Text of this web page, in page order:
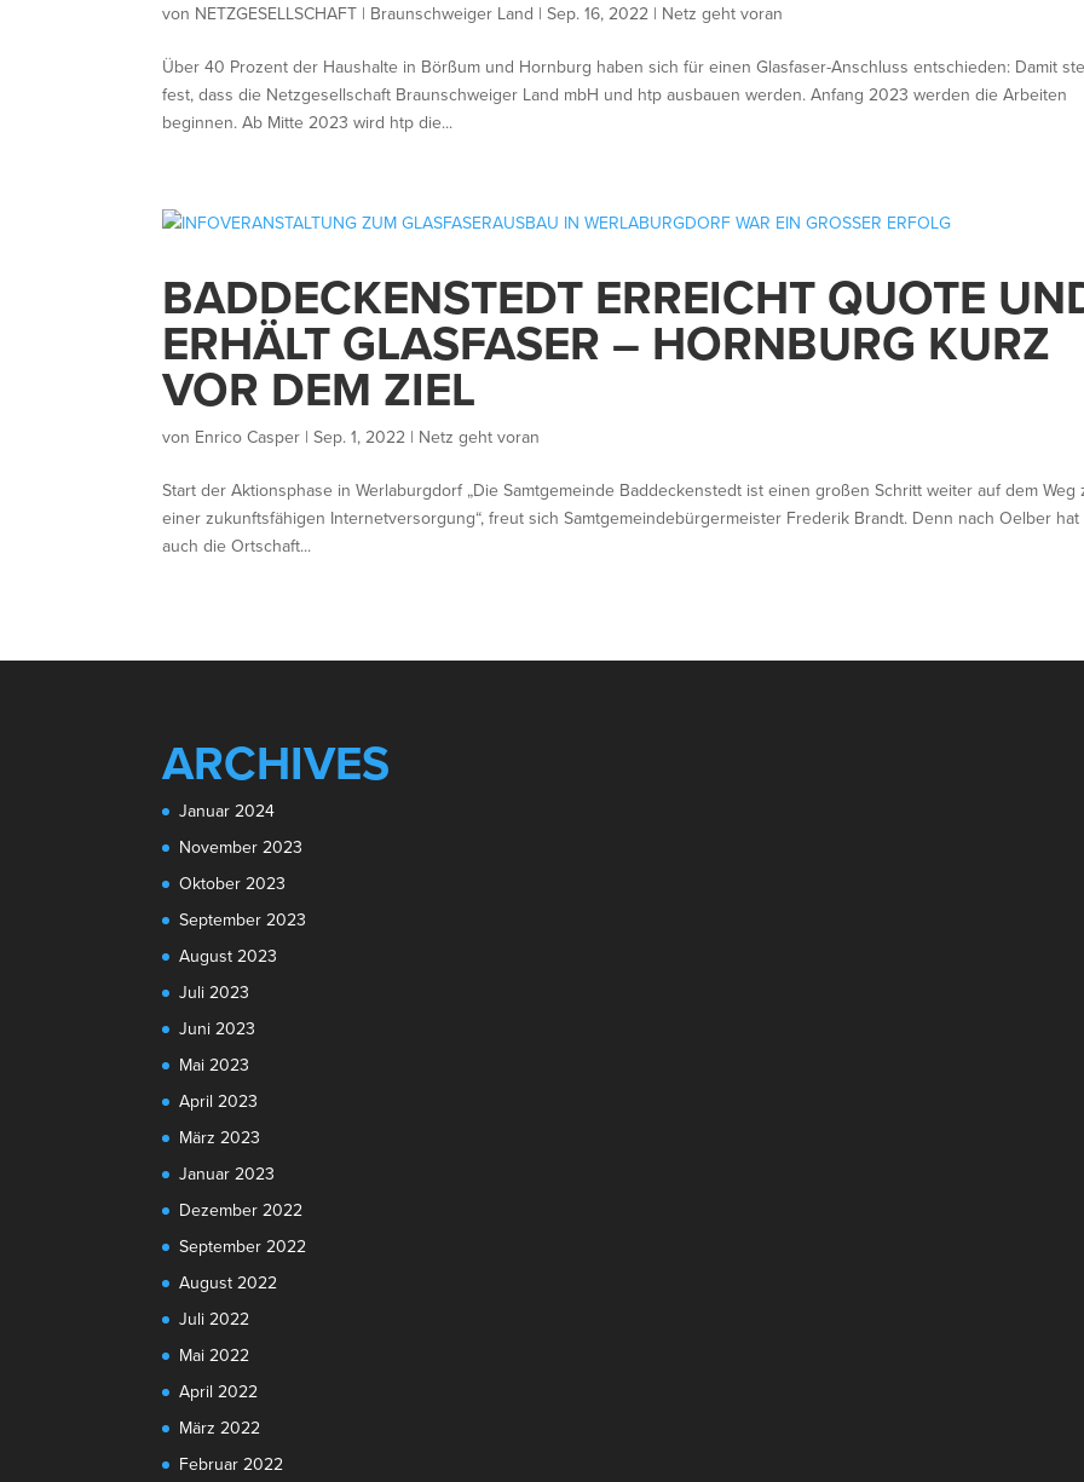
von NETZGESELLSCHAFT | Braunschweiger Land |Sep. 16, 2022 | Netz geht voran
Über 40 Prozent der Haushalte in Börßum und Hornburg haben sich für einen Glasfaser-Anschluss entschieden: Damit
fest, dass die Netzgesellschaft Braunschweiger Land mbH und htp ausbauen werden. Anfang 2023 werden die Arbeiten
beginnen. Ab Mitte 2023 wird htp die...
BADDECKENSTEDT ERREICHT QUOTE
ERHÄLT GLASFASER – HORNBURG KURZ
VOR DEM ZIEL
von Enrico Casper |Sep. 1, 2022 | Netz geht voran
Start der Aktionsphase in Werlaburgdorf „Die Samtgemeinde Baddeckenstedt ist einen großen Schritt weiter auf dem Weg
einer zukunftsfähigen Internetversorgung“, freut sich Samtgemeindebürgermeister Frederik Brandt. Denn nach Oelber hat
auch die Ortschaft...
ARCHIVES
Januar 2024
November 2023
Oktober 2023
September 2023
August 2023
Juli 2023
Juni 2023
Mai 2023
April 2023
März 2023
Januar 2023
Dezember 2022
September 2022
August 2022
Juli 2022
Mai 2022
April 2022
März 2022
Februar 2022